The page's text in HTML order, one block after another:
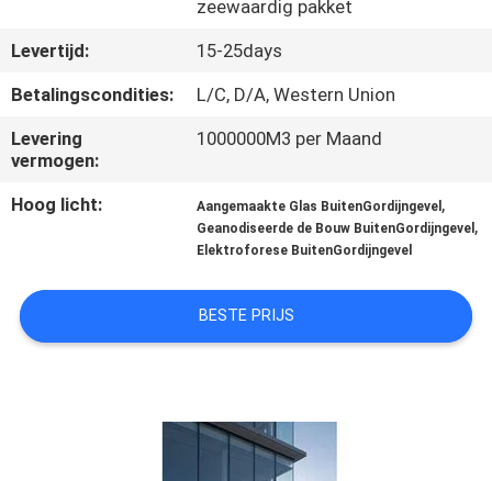
NIEUWS
GEVALLEN
CITAAT
zeewaardig pakket
Levertijd:
15-25days
Betalingscondities:
L/C, D/A, Western Union
Levering
vermogen:
1000000M3 per Maand
Hoog licht: Aangemaakte Glas BuitenGordijngevel ,
Geanodiseerde de Bouw BuitenGordijngevel ,
Elektroforese BuitenGordijngevel
BESTE PRIJS